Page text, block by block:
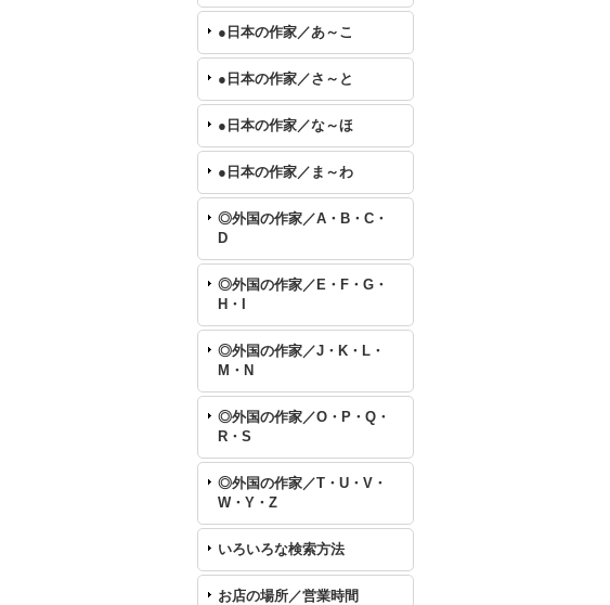
●日本の作家／あ～こ
●日本の作家／さ～と
●日本の作家／な～ほ
●日本の作家／ま～わ
◎外国の作家／A・B・C・
D
◎外国の作家／E・F・G・
H・I
◎外国の作家／J・K・L・
M・N
◎外国の作家／O・P・Q・
R・S
◎外国の作家／T・U・V・
W・Y・Z
いろいろな検索方法
お店の場所／営業時間